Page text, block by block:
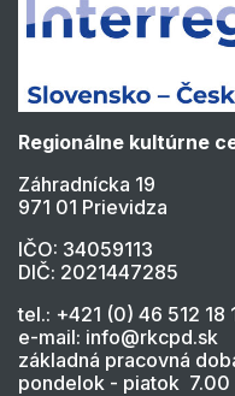
Regionálne kultúrne
Záhradnícka 19
971 01 Prievidza
IČO: 34059113
DIČ: 2021447285
tel.: +421 (0) 46 512 18
e-mail: info@rkcpd.sk
základná pracovná
pondelok - piatok 7.00